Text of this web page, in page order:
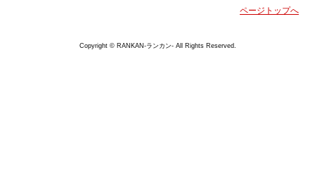
ページトップへ
Copyright © RANKAN-ランカン- All Rights Reserved.